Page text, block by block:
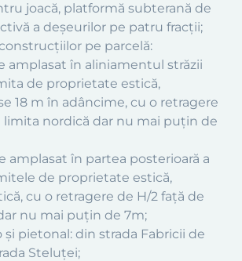
joacă, platformă subterană de
a deşeurilor pe patru fracţii;
pe parcelă:
amplasat în aliniamentul străzii
de proprietate estică,
18 m în adâncime, cu o retragere
limita nordică dar nu mai puţin de
amplasat în partea posterioară a
de proprietate estică,
cu o retragere de H/2 faţă de
nu mai puţin de 7m;
şi pietonal: din strada Fabricii de
Steluţei;